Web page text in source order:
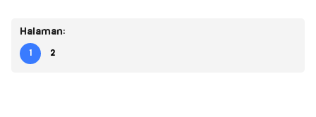
Halaman:
1 2